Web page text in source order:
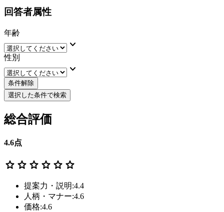
回答者属性
年齢
keyboard_arrow_down
性別
keyboard_arrow_down
条件解除
選択した条件で検索
総合評価
4.6点
star star star star star star
提案力・説明:4.4
人柄・マナー:4.6
価格:4.6